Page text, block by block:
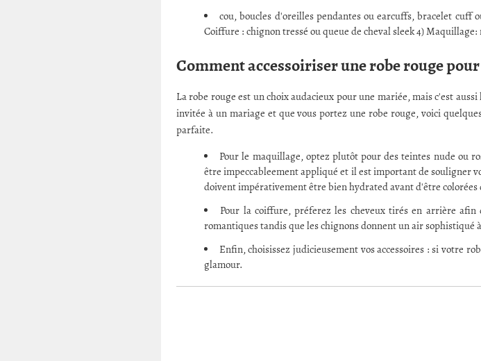
cou, boucles d'oreilles pendantes ou earcuffs, bracelet cuff
Coiffure : chignon tressé ou queue de cheval sleek 4) Maquillage:
Comment accessoiriser une robe rouge
La robe rouge est un choix audacieux pour une mariée, mais c'est
invitée à un mariage et que vous portez une robe rouge, voici
parfaite.
Pour le maquillage, optez plutôt pour des teintes nude ou
être impeccableement appliqué et il est important de souligner
doivent impérativement être bien hydrated avant d'être colorées
Pour la coiffure, préferez les cheveux tirés en arrière
romantiques tandis que les chignons donnent un air sophistiqué
Enfin, choisissez judicieusement vos accessoires : si votre
glamour.